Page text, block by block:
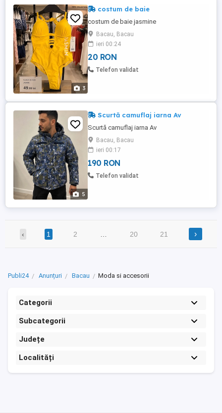
3
costum de baie
costum de baie jasmine
Bacau, Bacau
ieri 00:24
20 RON
Telefon validat
5
Scurtă camuflaj iarna Av
Scurtă camuflaj iarna Av
Bacau, Bacau
ieri 00:17
190 RON
Telefon validat
‹ 1 2 20 21 ›
Publi24 Anunțuri Bacau Moda si accesorii
Categorii
Subcategorii
Județe
Localități